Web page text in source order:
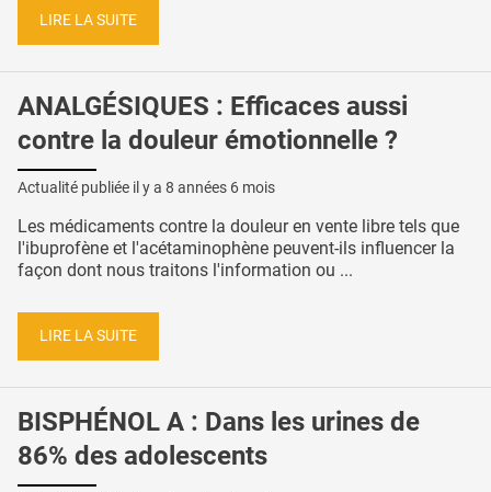
LIRE LA SUITE
ANALGÉSIQUES : Efficaces aussi
contre la douleur émotionnelle ?
Actualité publiée il y a 8 années 6 mois
Les médicaments contre la douleur en vente libre tels que
l'ibuprofène et l'acétaminophène peuvent-ils influencer la
façon dont nous traitons l'information ou ...
LIRE LA SUITE
BISPHÉNOL A : Dans les urines de
86% des adolescents